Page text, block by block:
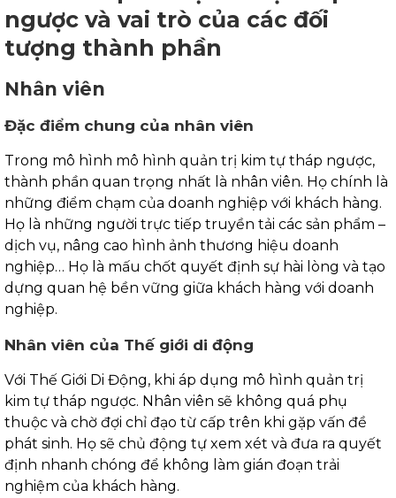
ngược và vai trò của các đối
tượng thành phần
Nhân viên
Đặc điểm chung của nhân viên
Trong mô hình mô hình quản trị kim tự tháp ngược,
thành phần quan trọng nhất là nhân viên. Họ chính là
những điểm chạm của doanh nghiệp với khách hàng.
Họ là những người trực tiếp truyền tải các sản phẩm –
dịch vụ, nâng cao hình ảnh thương hiệu doanh
nghiệp… Họ là mấu chốt quyết định sự hài lòng và tạo
dựng quan hệ bền vững giữa khách hàng với doanh
nghiệp.
Nhân viên của Thế giới di động
Với Thế Giới Di Động, khi áp dụng mô hình quản trị
kim tự tháp ngược. Nhân viên sẽ không quá phụ
thuộc và chờ đợi chỉ đạo từ cấp trên khi gặp vấn đề
phát sinh. Họ sẽ chủ động tự xem xét và đưa ra quyết
định nhanh chóng để không làm gián đoạn trải
nghiệm của khách hàng.